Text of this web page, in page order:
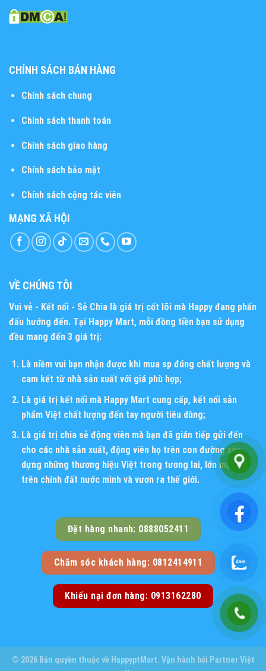
CHÍNH SÁCH BÁN HÀNG
Chính sách chung
Chính sách thanh toán
Chính sách giao hàng
Chính sách bảo mật
Chính sách cộng tác viên
MẠNG XÃ HỘI
VỀ CHÚNG TÔI
Vui vẻ - Kết nối - Sẻ Chia là giá trị cốt lõi mà Happy đang phấn
đấu hướng đến. Tại Happy Mart, mỗi đồng tiền bạn sử dụng
đều mang đến 3 giá trị:
Là niềm vui bạn nhận được khi mua sp đúng chất lượng và
cam kết từ nhà sản xuất với giá phù hợp;
Là giá trị kết nối mà Happy Mart cung cấp, kết nối sản
phẩm Việt chất lượng đến tay người tiêu dùng;
Là giá trị chia sẻ động viên mà bạn đã gián tiếp gửi đến
cho các nhà sản xuất, động viên họ trên con đường xây
dựng những thương hiệu Việt trong tương lai, lớn mạnh
trên chính đất nước mình và vươn ra thế giới.
Đặt hàng nhanh: 0888052411
Chăm sóc khách hàng: 0812414911
Khiếu nại đơn hàng: 0913162280
© 2026 Bản quyền thuộc về HappyptMart. Vận hành bởi Partner Việt